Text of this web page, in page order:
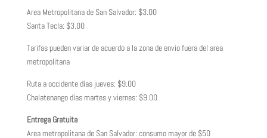
Area Metropolitana de San Salvador: $3.00
Santa Tecla: $3.00
Tarifas pueden variar de acuerdo a la zona de envio fuera del area
metropolitana
Ruta a occidente días jueves: $9.00
Chalatenango días martes y viernes: $9.00
Entrega Gratuita
Area metropolitana de San Salvador: consumo mayor de $50